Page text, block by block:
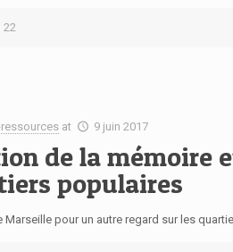
22
at 9 juin 2017
de la mémoire
populaires
Marseille pour un autre regard sur les